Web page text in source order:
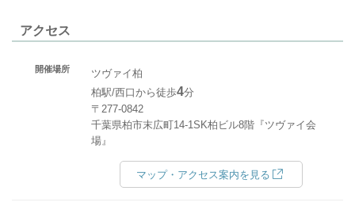
アクセス
開催場所
ツヴァイ柏
柏駅/西口から徒歩4分
〒277-0842
千葉県柏市末広町14-1SK柏ビル8階『ツヴァイ会
場』
マップ・アクセス案内を見る